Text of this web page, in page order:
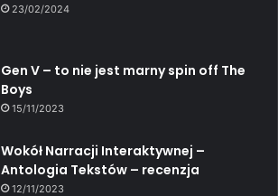
23/02/2024
Gen V – to nie jest marny spin off The
Boys
15/11/2023
Wokół Narracji Interaktywnej –
Antologia Tekstów – recenzja
12/11/2023